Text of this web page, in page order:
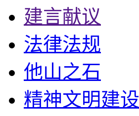
建言献议
法律法规
他山之石
精神文明建设